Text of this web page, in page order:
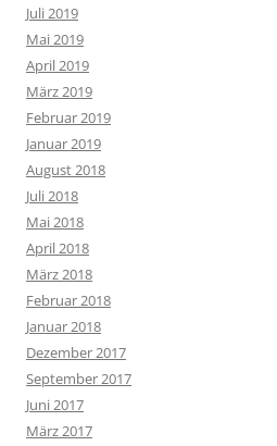
Juli 2019
Mai 2019
April 2019
März 2019
Februar 2019
Januar 2019
August 2018
Juli 2018
Mai 2018
April 2018
März 2018
Februar 2018
Januar 2018
Dezember 2017
September 2017
Juni 2017
März 2017